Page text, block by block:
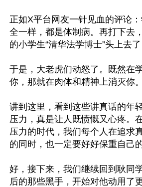
正如X平台网友一针见血的评论
全一样，都是体制病。再打下去
的小学生“清华法学博士”头上去
于是，大老虎们动怒了。既然在
你，那就在肉体和精神上消灭你。
讲到这里，看到这些讲真话的年
压力，真是让人既愤慨又心疼。
压力的时代，我们每个人在追求
的同时，也一定要好好保重自己
好，接下来，我们继续回到耿同
后的那些黑手，开始对他动用了